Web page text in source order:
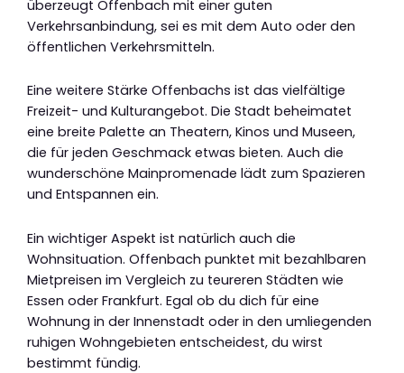
überzeugt Offenbach mit einer guten
Verkehrsanbindung, sei es mit dem Auto oder den
öffentlichen Verkehrsmitteln.
Eine weitere Stärke Offenbachs ist das vielfältige
Freizeit- und Kulturangebot. Die Stadt beheimatet
eine breite Palette an Theatern, Kinos und Museen,
die für jeden Geschmack etwas bieten. Auch die
wunderschöne Mainpromenade lädt zum Spazieren
und Entspannen ein.
Ein wichtiger Aspekt ist natürlich auch die
Wohnsituation. Offenbach punktet mit bezahlbaren
Mietpreisen im Vergleich zu teureren Städten wie
Essen oder Frankfurt. Egal ob du dich für eine
Wohnung in der Innenstadt oder in den umliegenden
ruhigen Wohngebieten entscheidest, du wirst
bestimmt fündig.